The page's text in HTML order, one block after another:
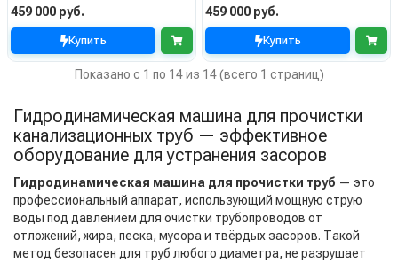
459 000 руб.
Купить
459 000 руб.
Купить
Показано с 1 по 14 из 14 (всего 1 страниц)
Гидродинамическая машина для прочистки
канализационных труб — эффективное
оборудование для устранения засоров
Гидродинамическая машина для прочистки труб — это
профессиональный аппарат, использующий мощную струю
воды под давлением для очистки трубопроводов от
отложений, жира, песка, мусора и твёрдых засоров. Такой
метод безопасен для труб любого диаметра, не разрушает